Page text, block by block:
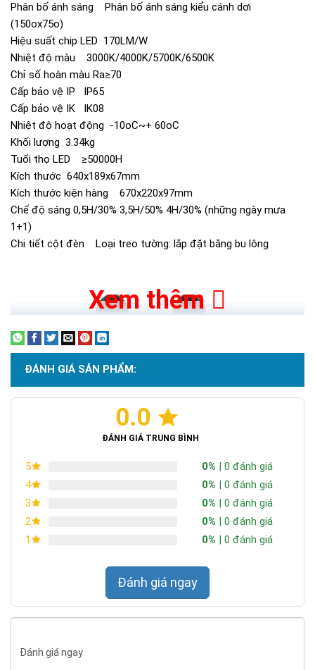
Phân bố ánh sáng Phân bố ánh sáng kiểu cánh dơi
(150ox75o)
Hiệu suất chip LED 170LM/W
Nhiệt độ màu 3000K/4000K/5700K/6500K
Chỉ số hoàn màu Ra≥70
Cấp bảo vệ IP IP65
Cấp bảo vệ IK IK08
Nhiệt độ hoạt động -10oC~+ 60oC
Khối lượng 3.34kg
Tuổi thọ LED ≥50000H
Kích thước 640x189x67mm
Kích thước kiện hàng 670x220x97mm
Chế độ sáng 0,5H/30% 3,5H/50% 4H/30% (những ngày mưa
1+1)
Chi tiết cột đèn Loại treo tường: lắp đặt bằng bu lông
Xem thêm
ĐÁNH GIÁ SẢN PHẨM:
0.0
ĐÁNH GIÁ TRUNG BÌNH
5 0% | 0 đánh giá
4
0% | 0 đánh giá
3
0% | 0 đánh giá
2
0% | 0 đánh giá
1
0% | 0 đánh giá
Đánh giá ngay
Đánh giá ngay